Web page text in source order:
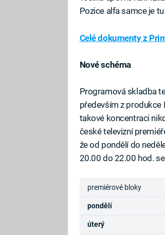
Pozice alfa samce je
Celé dokumenty z
Nové schéma
Programová skladba
především z produkce
takové koncentraci
české televizní
že od pondělí do
20.00 do 22.00 hod.
premiérové bloky
pondělí
úterý